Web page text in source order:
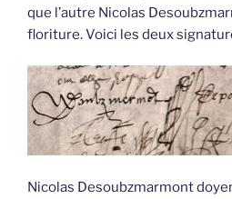
que l’autre Nicolas
floriture. Voici les deux
Nicolas Desoubzmarmont